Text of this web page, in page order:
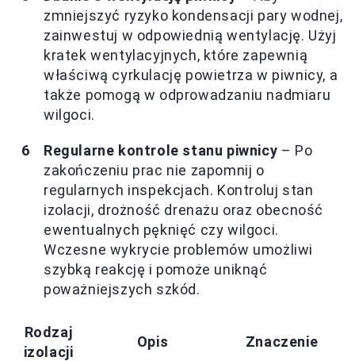
zmniejszyć ryzyko kondensacji pary wodnej,
zainwestuj w odpowiednią wentylację. Użyj
kratek wentylacyjnych, które zapewnią
właściwą cyrkulację powietrza w piwnicy, a
także pomogą w odprowadzaniu nadmiaru
wilgoci.
Regularne kontrole stanu piwnicy – Po
zakończeniu prac nie zapomnij o
regularnych inspekcjach. Kontroluj stan
izolacji, drożność drenażu oraz obecność
ewentualnych pęknięć czy wilgoci.
Wczesne wykrycie problemów umożliwi
szybką reakcję i pomoże uniknąć
poważniejszych szkód.
Rodzaj
izolacji
Opis Znaczenie